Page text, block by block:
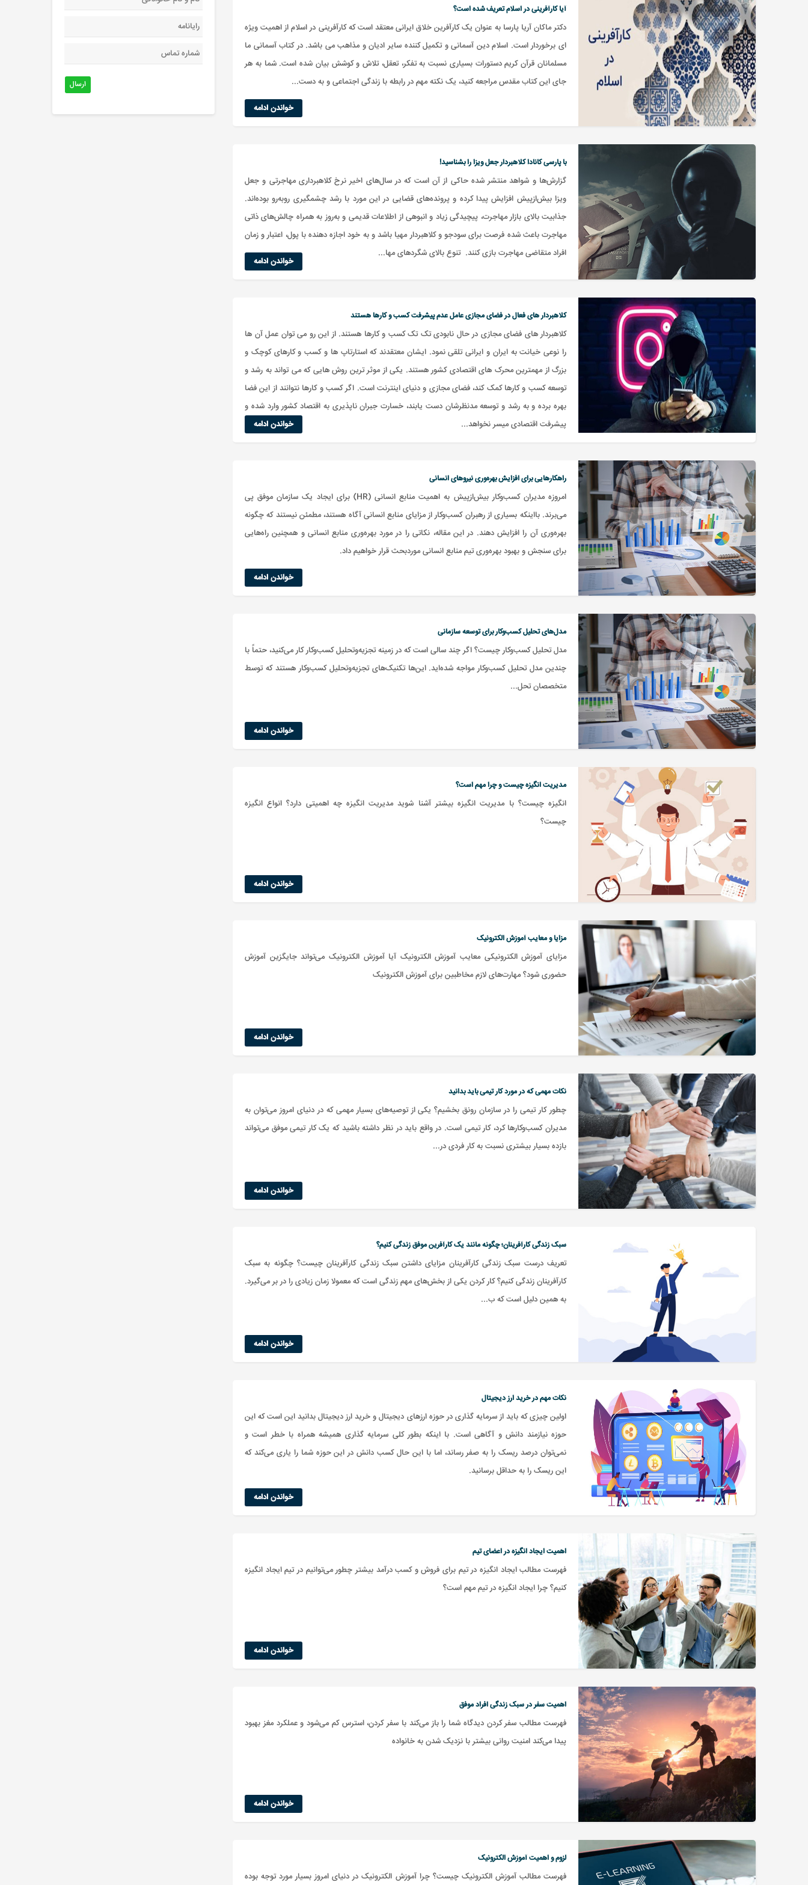
آیا کارآفرینی در اسلام تعریف شده است؟
دکتر ماکان آریا پارسا به عنوان یک کارآفرین خلاق ایرانی معتقد است که کارآفرینی در اسلام از اهمیت ویژه
ای برخوردار است. اسلام دین آسمانی و تکمیل کننده سایر ادیان و مذاهب می باشد. در کتاب آسمانی ما
مسلمانان قرآن کریم دستورات بسیاری نسبت به تفکر، تعقل، تلاش و کوشش بیان شده است. شما به هر
جای این کتاب مقدس مراجعه کنید، یک نکته مهم در رابطه با زندگی اجتماعی و به دست...
خواندن ادامه
با پارسی کانادا کلاهبردار جعل ویزا را بشناسید!
گزارش‌ها و شواهد منتشر شده حاکی از آن است که در سال‌های اخیر نرخ کلاهبرداری مهاجرتی و جعل
ویزا بیش‌ازپیش افزایش پیدا کرده و پرونده‌های قضایی در این مورد با رشد چشمگیری روبه‌رو بوده‌اند.
جذابیت بالای بازار مهاجرت، پیچیدگی زیاد و انبوهی از اطلاعات قدیمی و به‌روز به همراه چالش‌های ذاتی
مهاجرت باعث شده فرصت برای سودجو و کلاهبردار مهیا باشد و به خود اجازه دهنده با پول، اعتبار و زمان
افراد متقاضی مهاجرت بازی کنند. تنوع بالای شگردهای مها...
خواندن ادامه
کلاهبردار های فعال در فضای مجازی عامل عدم پیشرفت کسب و کارها هستند
کلاهبردار های فضای مجازی در حال نابودی تک تک کسب و کارها هستند. از این رو می توان عمل آن ها
را نوعی خیانت به ایران و ایرانی تلقی نمود. ایشان معتقدند که استارتاپ ها و کسب و کارهای کوچک و
بزرگ از مهمترین محرک های اقتصادی کشور هستند. یکی از موثر ترین روش هایی که می تواند به رشد و
توسعه کسب و کارها کمک کند، فضای مجازی و دنیای اینترنت است. اگر کسب و کارها نتوانند از این فضا
بهره برده و به رشد و توسعه مدنظرشان دست یابند، خسارت جبران ناپذیری به اقتصاد کشور وارد شده و
پیشرفت اقتصادی میسر نخواهد...
خواندن ادامه
راهکارهایی برای افزایش بهره‌وری نیروهای انسانی
امروزه مدیران کسب‌وکار بیش‌ازپیش به اهمیت منابع انسانی (HR) برای ایجاد یک سازمان موفق پی
می‌برند. بااینکه بسیاری از رهبران کسب‌وکار از مزایای منابع انسانی آگاه هستند، مطمئن نیستند که چگونه
بهره‌وری آن را افزایش دهند. در این مقاله، نکاتی را در مورد بهره‌وری منابع انسانی و همچنین راه‌هایی
برای سنجش و بهبود بهره‌وری تیم منابع انسانی موردبحث قرار خواهیم داد.
خواندن ادامه
مدل‌های تحلیل کسب‌وکار برای توسعه سازمانی
مدل تحلیل کسب‌وکار چیست؟ اگر چند سالی است که در زمینه تجزیه‌وتحلیل کسب‌وکار کار می‌کنید، حتماً با
چندین مدل تحلیل کسب‌وکار مواجه شده‌اید. این‌ها تکنیک‌های تجزیه‌وتحلیل کسب‌وکار هستند که توسط
متخصصان تحل...
خواندن ادامه
مدیریت انگیزه چیست و چرا مهم است؟
انگیزه چیست؟ با مدیریت انگیزه بیشتر آشنا شوید مدیریت انگیزه چه اهمیتی دارد؟ انواع انگیزه
چیست؟
خواندن ادامه
مزایا و معایب آموزش الکترونیک
مزایای آموزش الکترونیکی معایب آموزش الکترونیک آیا آموزش الکترونیک می‌تواند جایگزین آموزش
حضوری شود؟ مهارت‌های لازم مخاطبین برای آموزش الکترونیک
خواندن ادامه
نکات مهمی که در مورد کار تیمی باید بدانید
چطور کار تیمی را در سازمان رونق بخشیم؟ یکی از توصیه‌های بسیار مهمی که در دنیای امروز می‌توان به
مدیران کسب‌وکارها کرد، کار تیمی است. در واقع باید در نظر داشته باشید که یک کار تیمی موفق می‌تواند
بازده بسیار بیشتری نسبت به کار فردی در...
خواندن ادامه
سبک زندگی کارآفرینان؛ چگونه مانند یک کارآفرین موفق زندگی کنیم؟
تعریف درست سبک زندگی کارآفرینان مزایای داشتن سبک زندگی کارآفرینان چیست؟ چگونه به سبک
کارآفرینان زندگی کنیم؟ کار کردن یکی از بخش‌های مهم زندگی است که معمولا زمان زیادی را در بر می‌گیرد.
به همین دلیل است که ب...
خواندن ادامه
نکات مهم در خرید ارز دیجیتال
اولین چیزی که باید از سرمایه گذاری در حوزه ارزهای دیجیتال و خرید ارز دیجیتال بدانید این است که این
حوزه نیازمند دانش و آگاهی است. با اینکه بطور کلی سرمایه گذاری همیشه همراه با خطر است و
نمی‌توان درصد ریسک را به صفر رساند، اما با این حال کسب دانش در این حوزه شما را یاری می‌کند که
این ریسک را به حداقل برسانید.
خواندن ادامه
اهمیت ایجاد انگیزه در اعضای تیم
فهرست مطالب ایجاد انگیزه در تیم برای فروش و کسب درآمد بیشتر چطور ‌می‌توانیم در تیم ایجاد انگیزه
کنیم؟ ‌چرا ایجاد انگیزه در تیم مهم است؟
خواندن ادامه
اهمیت سفر در سبک زندگی افراد موفق
فهرست مطالب سفر کردن دیدگاه شما را باز می‌کند با سفر کردن، استرس کم می‌شود و عملکرد مغز بهبود
پیدا می‌کند امنیت روانی بیشتر با نزدیک شدن به خانواده
خواندن ادامه
لزوم و اهمیت آموزش الکترونیک
فهرست مطالب آموزش الکترونیک چیست؟ چرا آموزش الکترونیک در دنیای امروز بسیار مورد توجه بوده
ارسال